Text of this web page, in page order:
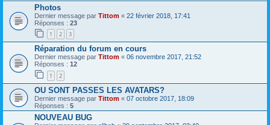
Photos
Dernier message par Tittom « 22 février 2018, 17:41
Réponses : 23
1 2 3
Réparation du forum en cours
Dernier message par Tittom « 06 novembre 2017, 21:52
Réponses : 12
1 2
OU SONT PASSES LES AVATARS?
Dernier message par Tittom « 07 octobre 2017, 18:09
Réponses : 5
NOUVEAU BUG